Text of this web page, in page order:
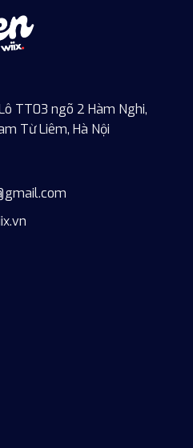
TT03 ngõ 2 Hàm Nghi,
Từ Liêm, Hà Nội